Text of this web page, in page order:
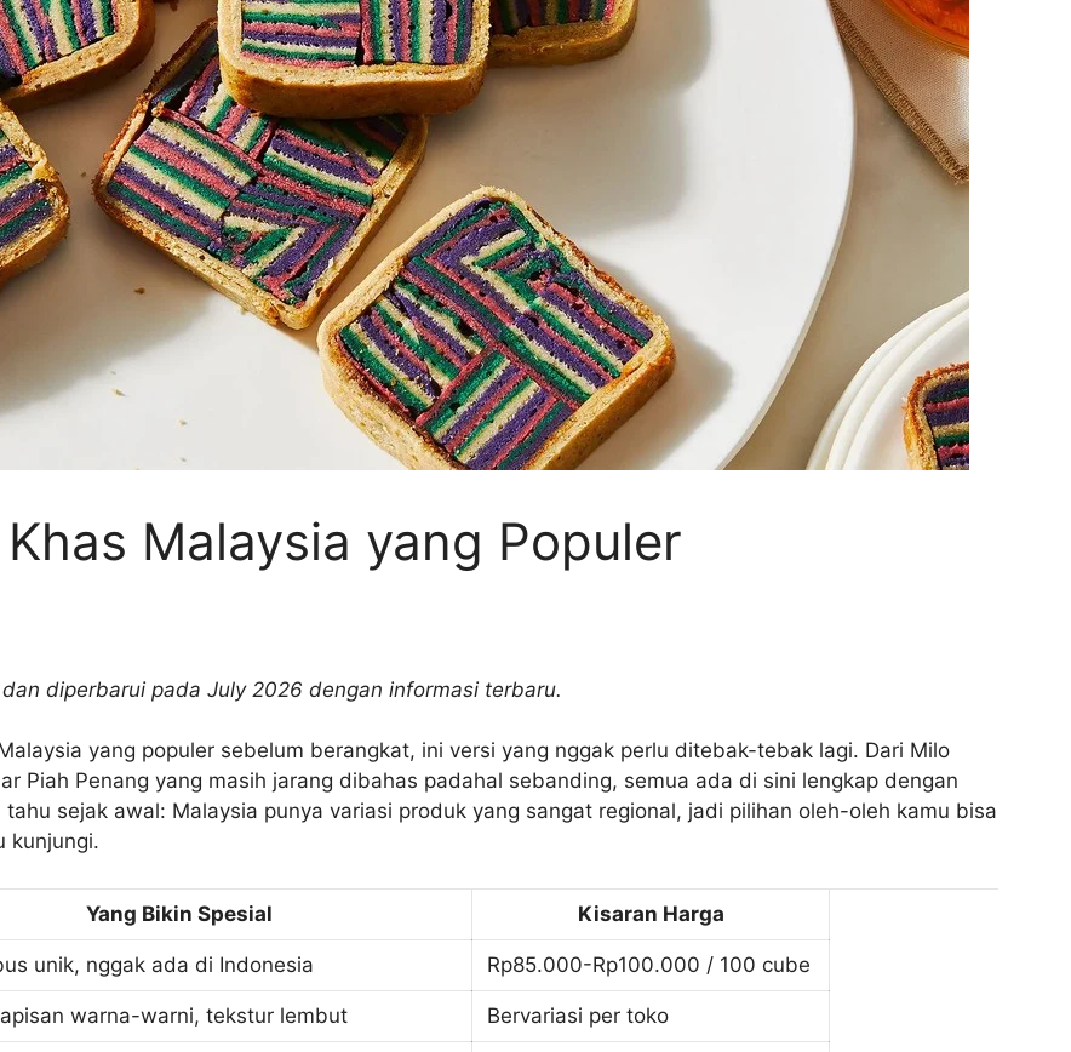
Malaysia yang Populer
diperbarui pada July 2026 dengan informasi terbaru.
yang populer sebelum berangkat, ini versi yang nggak perlu ditebak-tebak lagi. Dari Milo
Piah Penang yang masih jarang dibahas padahal sebanding, semua ada di sini lengkap dengan
sejak awal: Malaysia punya variasi produk yang sangat regional, jadi pilihan oleh-oleh kamu bisa
kunjungi.
Yang Bikin Spesial Kisaran Harga
unik, nggak ada di Indonesia Rp85.000-Rp100.000 / 100 cube
warna-warni, tekstur lembut Bervariasi per toko